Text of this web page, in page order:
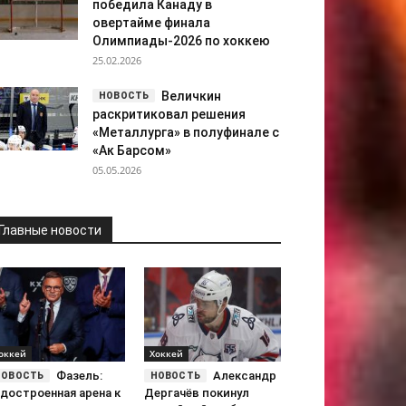
победила Канаду в
овертайме финала
Олимпиады-2026 по хоккею
25.02.2026
Величкин
раскритиковал решения
«Металлурга» в полуфинале с
«Ак Барсом»
05.05.2026
новости
Фазель:
арена к
Хоккей
Александр
Дергачёв покинул